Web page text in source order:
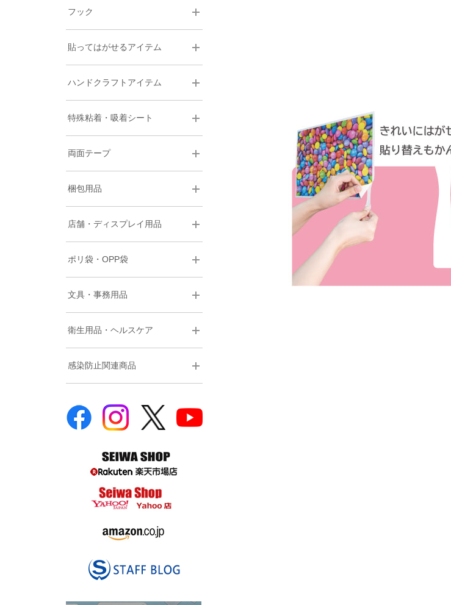
フック
貼ってはがせるアイテム
ハンドクラフトアイテム
特殊粘着・吸着シート
両面テープ
梱包用品
店舗・ディスプレイ用品
ポリ袋・OPP袋
文具・事務用品
衛生用品・ヘルスケア
感染防止関連商品